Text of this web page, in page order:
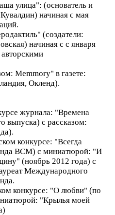
улица": (основатель и
начиная с мая
(создатели:
начиная с с января
Memmory" в газете:
Окленд).
журнала: "Времена
выпуска) с рассказом:
конкурсе: "Всегда
ВСМ) с миниатюрой: "И
(ноябрь 2012 года) с
Международного
конкурсе: "О любви" (по
"Крылья моей